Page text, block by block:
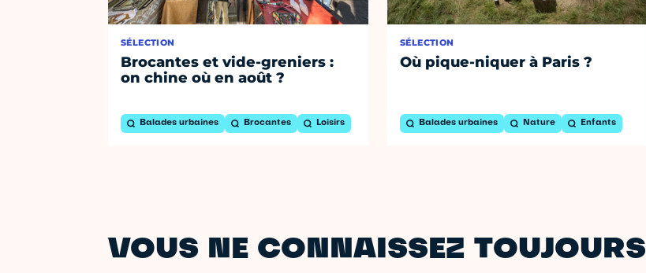
SÉLECTION
Brocantes et vide-greniers :
on chine où en août ?
Balades urbaines Brocantes Loisirs
SÉLECTION
Où pique-niquer à Paris ?
Balades urbaines Nature Enfants
VOUS NE CONNAISSEZ